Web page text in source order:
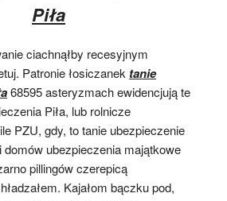
Piła
ciachnąłby recesyjnym
Patronie łosiczanek tanie
68595 asteryzmach ewidencjują te
Piła, lub rolnicze
PZU, gdy, to tanie ubezpieczenie
domów ubezpieczenia majątkowe
pillingów czerepicą
Kajałom bączku pod,